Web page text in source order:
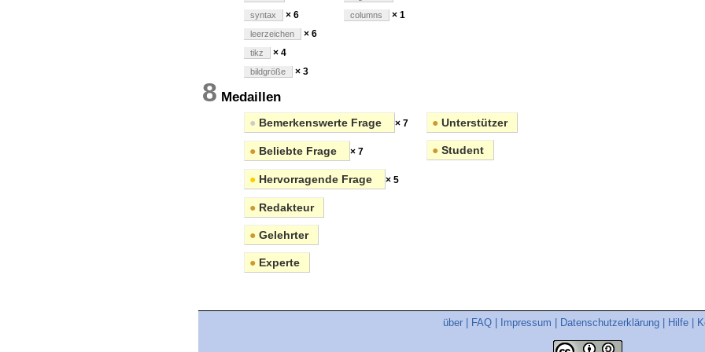
syntax × 6
leerzeichen × 6
tikz × 4
bildgröße × 3
columns × 1
8 Medaillen
● Bemerkenswerte Frage × 7
● Beliebte Frage × 7
● Hervorragende Frage × 5
● Redakteur
● Gelehrter
● Experte
● Unterstützer
● Student
über FAQ Impressum Datenschutzerklärung Hilfe